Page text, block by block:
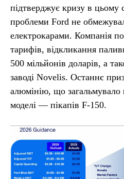
підтверджує кризу в цьому
проблеми Ford не
електрокарами. Компанія
тарифів, відкликання
500 мільйонів доларів, а
заводі Novelis. Останнє
алюмінію, що
моделі — пікапів F-150.